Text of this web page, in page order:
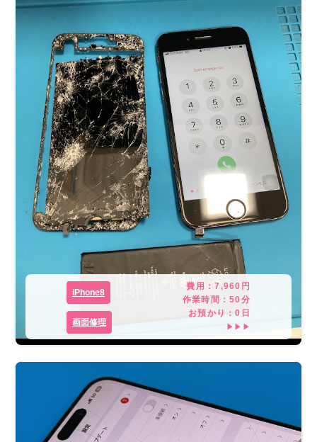
iPhone8
画面修理
費用：7,960 円
作業時間：50分
お預かり：0 日
▶▶▶